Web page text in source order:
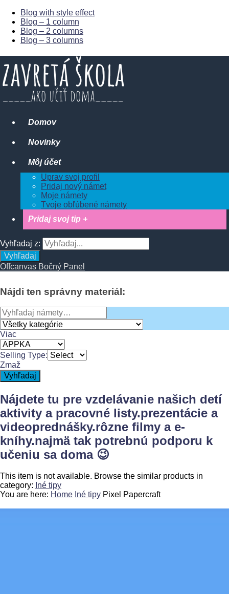
Blog with style effect
Blog – 1 column
Blog – 2 columns
Blog – 3 columns
Domov
Novinky
Môj účet
Uprav svoj profil
Pridaj nový námet
Moje námety
Tvoje obľúbené námety
Pridaj svoj tip +
Vyhľadaj z:
Vyhľadaj
Offcanvas Bočný Panel
Nájdi ten správny materiál:
Search
for:
Viac
Selling Type:
Zmaž
Vyhľadaj
Nájdete tu pre vzdelávanie našich detí
aktivity a pracovné listy.prezentácie a
videoprednášky.rôzne filmy a e-
kníhy.najmä tak potrebnú podporu k
učeniu sa doma 😉
This item is not available. Browse the similar products in
category: Iné tipy
You are here: Home Iné tipy Pixel Papercraft